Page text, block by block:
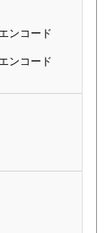
ンコード
ンコード